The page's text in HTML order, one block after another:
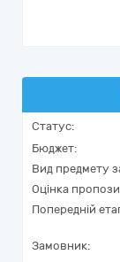
Статус:
Бюджет:
Вид предмету
Оцінка
Попередній
Замовник: